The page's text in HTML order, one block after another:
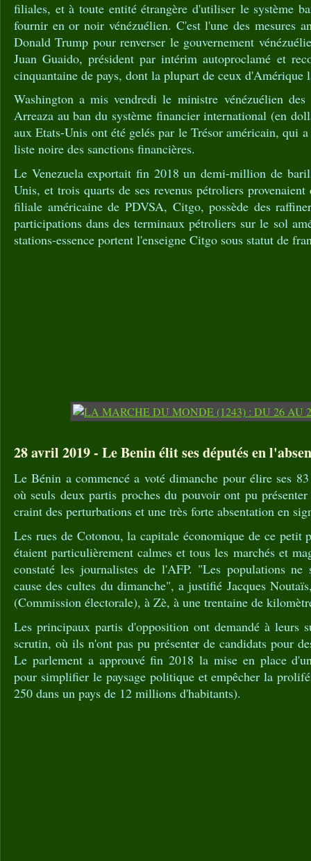
filiales, et à toute entité étrangère d'utiliser le système
fournir en or noir vénézuélien. C'est l'une des mesures
Donald Trump pour renverser le gouvernement
Juan Guaido, président par intérim autoproclamé et
cinquantaine de pays, dont la plupart de ceux d'Amérique
Washington a mis vendredi le ministre vénézuélien des
Arreaza au ban du système financier international (en
aux Etats-Unis ont été gelés par le Trésor américain, qui
liste noire des sanctions financières.
Le Venezuela exportait fin 2018 un demi-million de
Unis, et trois quarts de ses revenus pétroliers
filiale américaine de PDVSA, Citgo, possède des
participations dans des terminaux pétroliers sur le sol
stations-essence portent l'enseigne Citgo sous statut de
28 avril 2019 - Le Benin élit ses députés en
Le Bénin a commencé a voté dimanche pour élire ses
où seuls deux partis proches du pouvoir ont pu
craint des perturbations et une très forte absentation en
Les rues de Cotonou, la capitale économique de ce petit
étaient particulièrement calmes et tous les marchés et
constaté les journalistes de l'AFP. "Les populations ne
cause des cultes du dimanche", a justifié Jacques
(Commission électorale), à Zè, à une trentaine de
Les principaux partis d'opposition ont demandé à leurs
scrutin, où ils n'ont pas pu présenter de candidats pour
Le parlement a approuvé fin 2018 la mise en place
pour simplifier le paysage politique et empêcher la
250 dans un pays de 12 millions d'habitants).